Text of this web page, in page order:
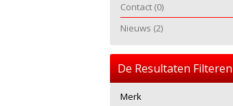
Contact (0)
Nieuws (2)
De Resultaten Filteren
Merk